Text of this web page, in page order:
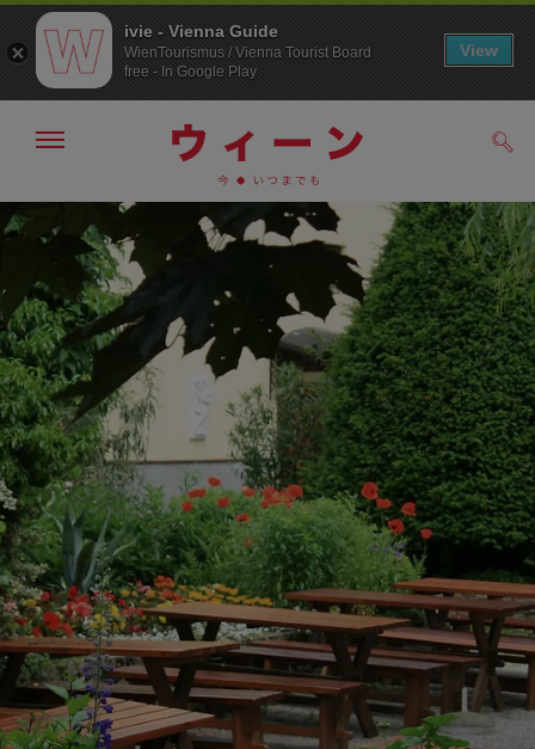
ニ
へ
の
ジ
の
ト
ッ
プ
へ
メ
の
非
表
示
す
る
ivie - Vienna Guide
WienTourismus / Vienna Tourist Board
free - In Google Play
View